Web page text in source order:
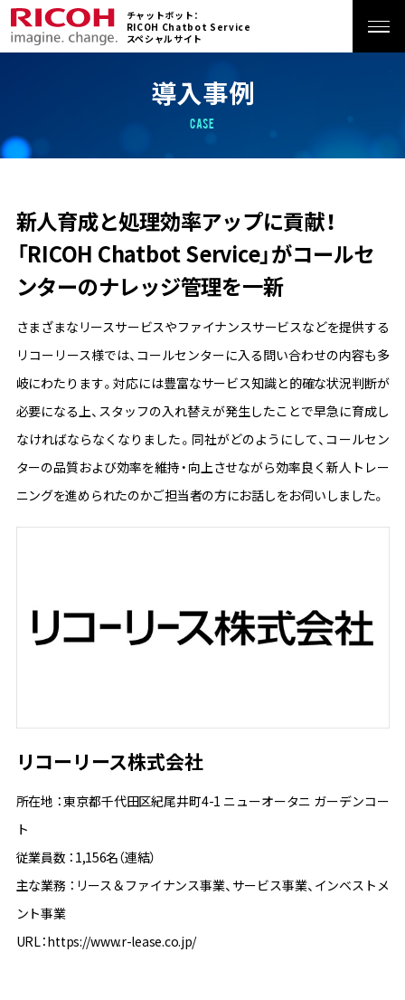
チャットボット：
RICOH Chatbot Service
スペシャルサイト
ホーム
機能
価格
流れ / サポート体制
導入事例
CASE
新人育成と処理効率アップに貢献！
「RICOH Chatbot Service」がコールセ
ンターのナレッジ管理を一新
さまざまなリースサービスやファイナンスサービスなどを提供する
リコーリース様では、コールセンターに入る問い合わせの内容も多
岐にわたります。対応には豊富なサービス知識と的確な状況判断が
必要になる上、スタッフの入れ替えが発生したことで早急に育成し
なければならなくなりました。同社がどのようにして、コールセン
ターの品質および効率を維持・向上させながら効率良く新人トレー
ニングを進められたのかご担当者の方にお話しをお伺いしました。
リコーリース株式会社
所在地 ：東京都千代田区紀尾井町4-1 ニューオータニ ガーデンコー
ト
従業員数 ：1,156名（連結）
主な業務 ：リース＆ファイナンス事業、サービス事業、インベストメ
ント事業
URL：https://www.r-lease.co.jp/